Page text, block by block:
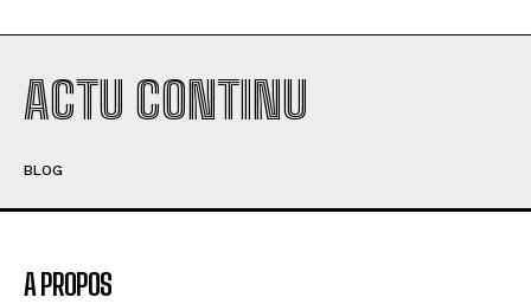
ACTU CONTINU
BLOG
A PROPOS